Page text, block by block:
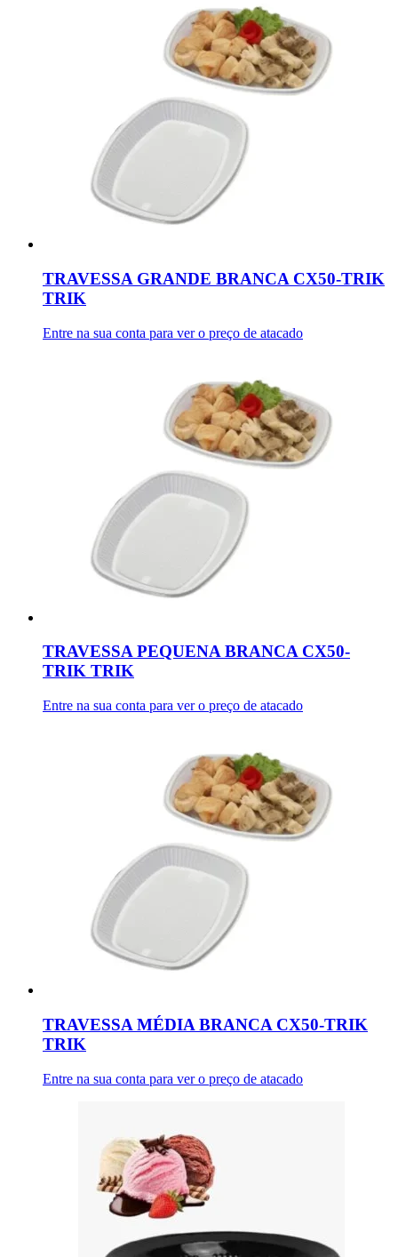
TRAVESSA GRANDE BRANCA CX50-TRIK
TRIK
Entre na sua conta para ver o preço de atacado
TRAVESSA PEQUENA BRANCA CX50-
TRIK TRIK
Entre na sua conta para ver o preço de atacado
TRAVESSA MÉDIA BRANCA CX50-TRIK
TRIK
Entre na sua conta para ver o preço de atacado